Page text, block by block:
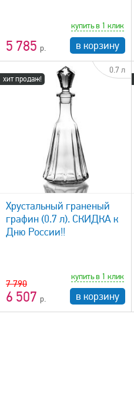
5 785
купить в 1 клик
в корзину
хит продаж!
0.7 л
Хрустальный граненый
графин (0.7 л). СКИДКА к
Дню России!!
7 790
6 507
купить в 1 клик
в корзину
быстрый просмотр